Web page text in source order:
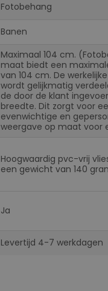
Fotobehang
Banen
Maximaal 104 cm.
maat biedt een
van 104 cm. De
wordt gelijkmatig
de door de klant
breedte. Dit zorgt voor
evenwichtige en
weergave op maat voor
Hoogwaardig pvc-vrij
een gewicht van 140
Ja
Levertijd 4-7 werkdagen